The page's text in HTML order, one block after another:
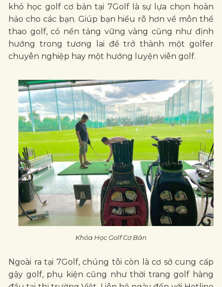
khó học golf cơ bản tại 7Golf là sự lựa chọn hoàn
hảo cho các bạn. Giúp bạn hiểu rõ hơn về môn thể
thao golf, có nền tảng vững vàng cũng như định
hướng trong tương lai để trở thành một golfer
chuyên nghiệp hay một hướng luyện viên golf.
Khóa Học Golf Cơ Bản
Ngoài ra tại 7Golf, chúng tôi còn là cơ sở cung cấp
gậy golf, phụ kiện cũng như thời trang golf hàng